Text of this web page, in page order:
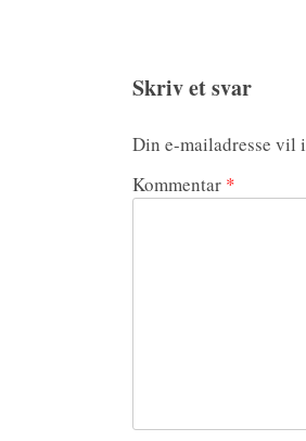
Skriv et svar
Din e-mailadresse vil
Kommentar *